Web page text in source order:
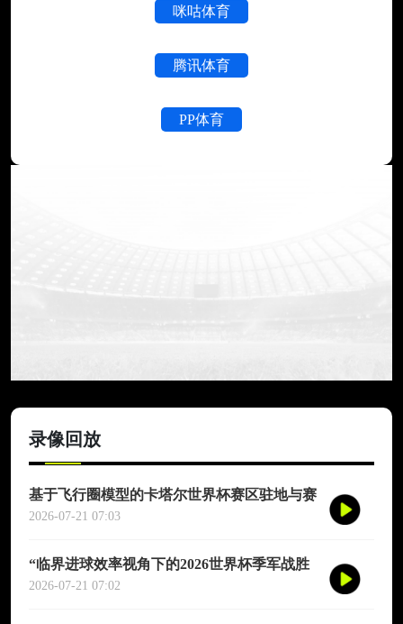
咪咕体育
腾讯体育
PP体育
录像回放
基于飞行圈模型的卡塔尔世界杯赛区驻地与赛
程协同优化适配研究
2026-07-21 07:03
“临界进球效率视角下的2026世界杯季军战胜
负概率再评估”
2026-07-21 07:02